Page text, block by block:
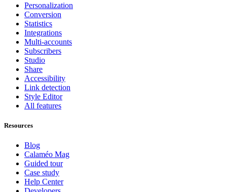
Personalization
Conversion
Statistics
Integrations
Multi-accounts
Subscribers
Studio
Share
Accessibility
Link detection
Style Editor
All features
Resources
Blog
Calaméo Mag
Guided tour
Case study
Help Center